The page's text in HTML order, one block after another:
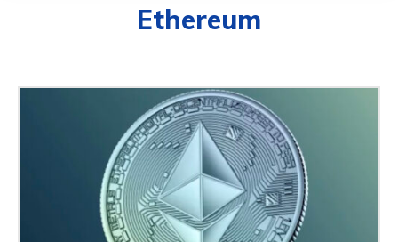
Ethereum